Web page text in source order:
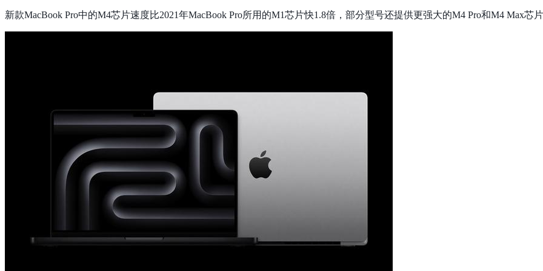
新款MacBook Pro中的M4芯片速度比2021年MacBook Pro所用的M1芯片快1.8倍，部分型号还提供更强大的M4 Pro和M4 Max芯片